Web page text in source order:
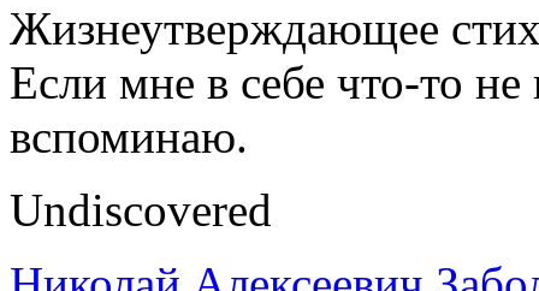
Жизнеутверждающее
Если мне в себе что-то не
вспоминаю.
Undiscovered